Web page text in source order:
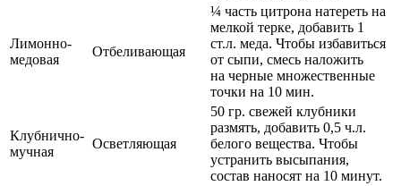
Лимонно-
медовая
Отбеливающая
¼ часть цитрона натереть на
мелкой терке, добавить 1
ст.л. меда. Чтобы избавиться
от сыпи, смесь наложить
на черные множественные
точки на 10 мин.
Клубнично-
мучная
Осветляющая
50 гр. свежей клубники
размять, добавить 0,5 ч.л.
белого вещества. Чтобы
устранить высыпания,
состав наносят на 10 минут.